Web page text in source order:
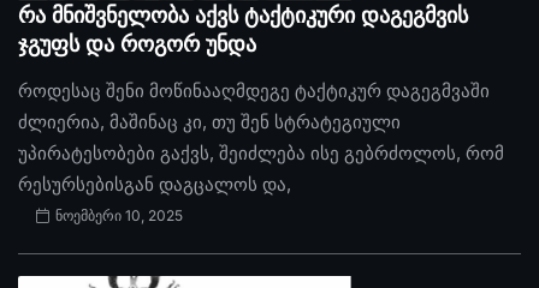
რა მნიშვნელობა აქვს ტაქტიკური დაგეგმვის
ჯგუფს და როგორ უნდა
როდესაც შენი მოწინააღმდეგე ტაქტიკურ დაგეგმვაში
ძლიერია, მაშინაც კი, თუ შენ სტრატეგიული
უპირატესობები გაქვს, შეიძლება ისე გებრძოლოს, რომ
რესურსებისგან დაგცალოს და,
ნოემბერი 10, 2025